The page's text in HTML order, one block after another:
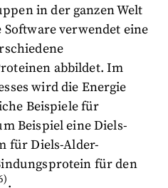
in der ganzen Welt
Software verwendet eine
abbildet. Im
wird die Energie
Beispiele für
Beispiel eine Diels-
für Diels-Alder-
für den
.